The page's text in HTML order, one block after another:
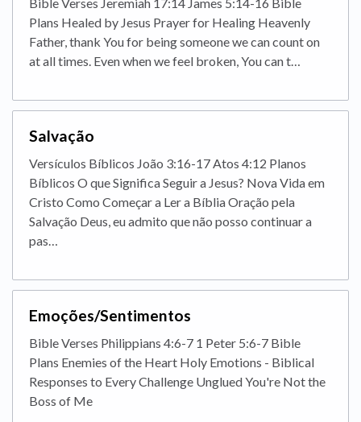
Plans Healed by Jesus Prayer for Healing Heavenly
Father, thank You for being someone we can count on
at all times. Even when we feel broken, You can t…
Salvação
Versículos Bíblicos João 3:16-17 Atos 4:12 Planos
Bíblicos O que Significa Seguir a Jesus? Nova Vida em
Cristo Como Começar a Ler a Bíblia Oração pela
Salvação Deus, eu admito que não posso continuar a
pas…
Emoções/Sentimentos
Bible Verses Philippians 4:6-7 1 Peter 5:6-7 Bible
Plans Enemies of the Heart Holy Emotions - Biblical
Responses to Every Challenge Unglued You're Not the
Boss of Me